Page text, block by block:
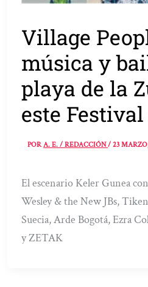
Village
música y
playa de la
este
PORA. E. / REDACCIÓN/23
El escenario Keler Gunea
Wesley & the New JBs,
Suecia, Arde Bogotá, Ezra
y ZETAK